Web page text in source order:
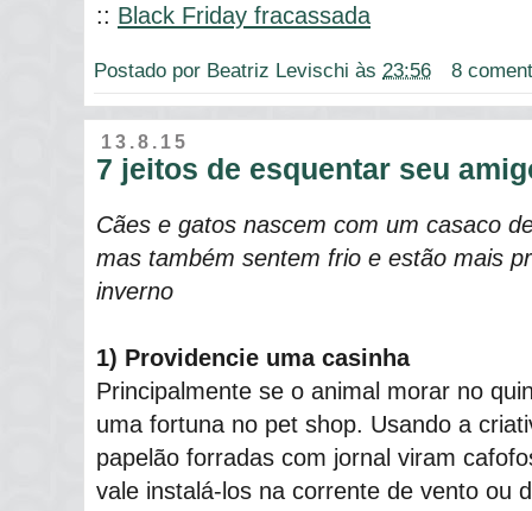
:: Black Friday fracassada
Postado por Beatriz Levischi às 23:56 8
13.8.15
7 jeitos de esquentar seu
Cães e gatos nascem com um casaco
mas também sentem frio e estão mais
inverno
1) Providencie uma casinha
Principalmente se o animal morar no
uma fortuna no pet shop. Usando a
papelão forradas com jornal viram
vale instalá-los na corrente de vento ou